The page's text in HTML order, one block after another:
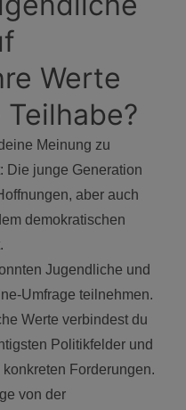
Werte
Meinung zu
Die junge Generation
aber auch
demokratischen
Jugendliche und
Umfrage teilnehmen.
Werte verbindest du
Politikfelder und
Forderungen.
von der